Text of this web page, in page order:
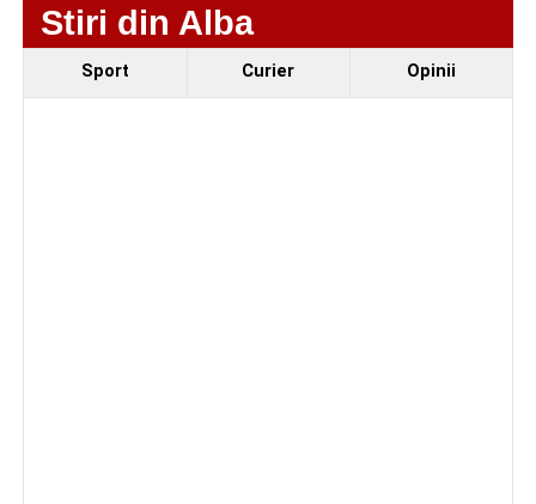
Componenta sportivă a festivalului este reprezentată de
competiția„Cicloaventurier de Sebeș”
Sebeșului la fotbal
rezervată juniorilor și de debutul
oficial al echipeiCSM Sebeșîn fața propriilor suporteri.
Stiri din Alba
Sport Curier Opinii